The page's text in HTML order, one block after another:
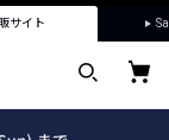
サイト